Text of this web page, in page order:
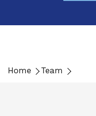
Home Team